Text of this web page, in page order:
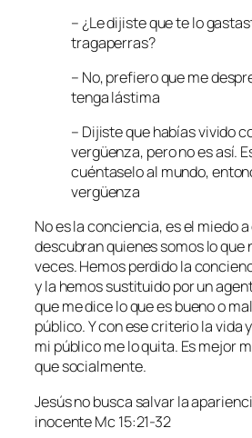
– ¿Le dijiste que te lo
tragaperras?
– No, prefiero que me
tenga lástima
– Dijiste que habías vivido
vergüenza, pero no es así.
cuéntaselo al mundo,
vergüenza
No es la conciencia, es el miedo
descubran quienes somos lo que
veces. Hemos perdido la
y la hemos sustituido por un
que me dice lo que es bueno o
público. Y con ese criterio la vida
mi público me lo quita. Es mejor
que socialmente.
Jesús no busca salvar la
inocente Mc 15:21-32